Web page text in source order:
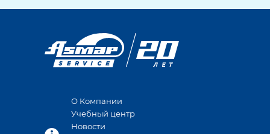
О Компании
Учебный центр
Новости